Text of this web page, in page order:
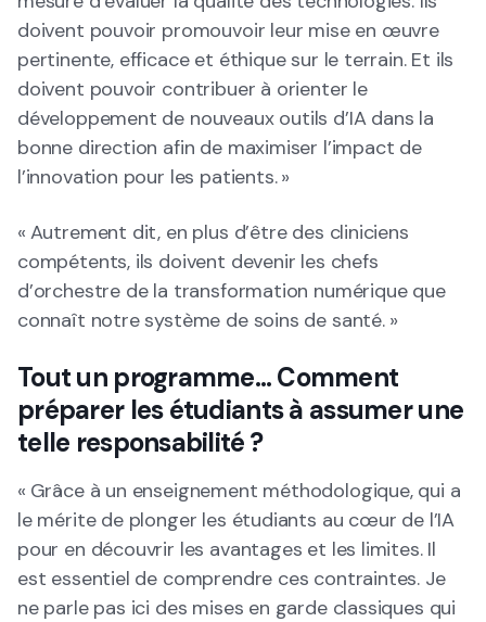
doivent pouvoir promouvoir leur mise en œuvre
pertinente, efficace et éthique sur le terrain. Et ils
doivent pouvoir contribuer à orienter le
développement de nouveaux outils d’IA dans la
bonne direction afin de maximiser l’impact de
l’innovation pour les patients. »
« Autrement dit, en plus d’être des cliniciens
compétents, ils doivent devenir les chefs
d’orchestre de la transformation numérique que
connaît notre système de soins de santé. »
Tout un programme… Comment
préparer les étudiants à assumer une
telle responsabilité ?
« Grâce à un enseignement méthodologique, qui a
le mérite de plonger les étudiants au cœur de l’IA
pour en découvrir les avantages et les limites. Il
est essentiel de comprendre ces contraintes. Je
ne parle pas ici des mises en garde classiques qui